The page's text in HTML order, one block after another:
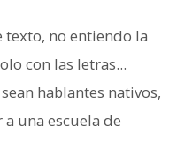
no entiendo la
con las letras...
hablantes nativos,
una escuela de